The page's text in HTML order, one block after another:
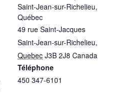
Saint-Jean-sur-Richelieu,
Québec
49 rue Saint-Jacques
Saint-Jean-sur-Richelieu,
Quebec J3B 2J8 Canada
Téléphone
450 347-6101